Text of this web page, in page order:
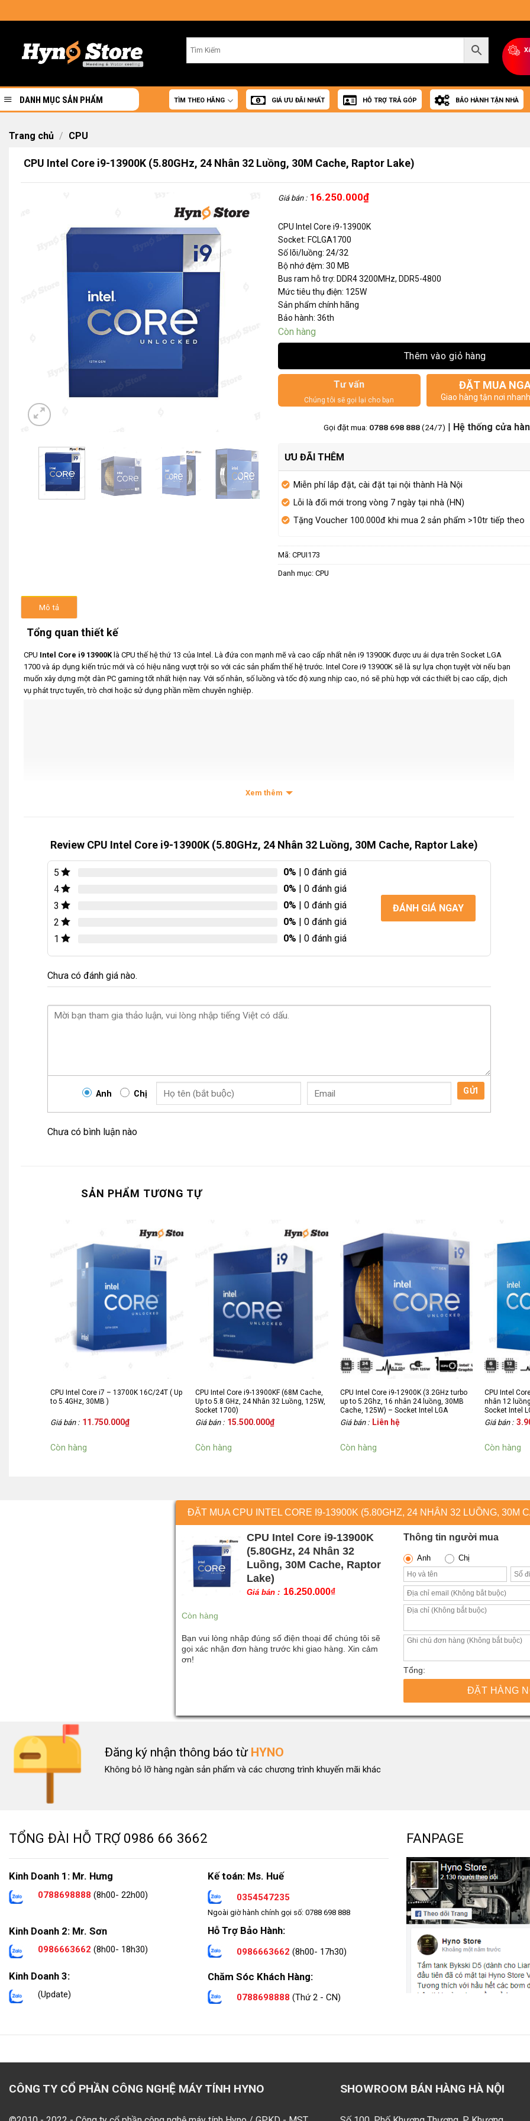
to
DANH MỤC SẢN PHẨM TÌM THEO HÃNG GIÁ ƯU ĐÃI NHẤT HỖ TRỢ TRẢ GÓP BẢO HÀNH TẬN NHÀ
Trang chủ / CPU
CPU Intel Core i9-13900K (5.80GHz, 24 Nhân 32 Luồng, 30M Cache, Raptor Lake)
Giá bán : 16.250.000₫
CPU Intel Core i9-13900K
Socket: FCLGA1700
Số lõi/luồng: 24/32
Bộ nhớ đệm: 30 MB
Bus ram hỗ trợ: DDR4 3200MHz, DDR5-4800
Mức tiêu thụ điện: 125W
Sản phẩm chính hãng
Bảo hành: 36th
Còn hàng
Thêm vào giỏ hàng
Tư vấn
Chúng tôi sẽ gọi lại cho bạn
ĐẶT MUA
Giao hàng tận nơi
Gọi đặt mua: 0788 698 888(24/7) Hệ thống cửa
ƯU ĐÃI THÊM
Miễn phí lắp đặt, cài đặt tại nội thành Hà Nội
Lỗi là đổi mới trong vòng 7 ngày tại nhà (HN)
Tặng Voucher 100.000đ khi mua 2 sản phẩm >10tr tiếp theo
Mã: CPUI173
Danh mục: CPU
Mô tả
Tổng quan thiết kế
CPU Intel Core i9 13900K là CPU thế hệ thứ 13 của Intel. Là đứa con mạnh mẽ và cao cấp nhất nên i9 13900K được ưu ái dựa trên Socket LGA
1700 và áp dụng kiến ​​trúc mới và có hiệu năng vượt trội so với các sản phẩm thế hệ trước. Intel Core i9 13900K sẽ là sự lựa chọn tuyệt vời nếu bạn
muốn xây dựng một dàn PC gaming tốt nhất hiện nay. Với số nhân, số luồng và tốc độ xung nhịp cao, nó sẽ phù hợp với các thiết bị cao cấp, dịch
vụ phát trực tuyến, trò chơi hoặc sử dụng phần mềm chuyên nghiệp.
Intel Core i9 13900K có thể đạt được sự gia tăng đáng kể về hiệu suất đa lõi, chủ yếu là nhờ vào 8 lõi E-core bổ sung mà dòng Alder Lake thế hệ
trước chưa có được. Tiếp theo là một loạt các cải tiến chung (IPC) cho mỗi chu kỳ. Raptor Lake-S sở hữu 24 lõi và 32 luồng. Sự đầu tư hẳn hoi của
hãng đã hiển nhiên đưa Intel Core i9 13900K lên vị trí dẫn đầu hiện nay.
Nhiều trường hợp còn ghi nhận Intel Core i9 13900K thậm chí còn đạt tần số 6GHz thông qua thử nghiệm đơn nhân của phần mềm CPU-Z. Người
dùng cũng không cần tản nhiệt đặc biệt để đạt được xung nhịp 6085 MHz. Một bộ tản nhiệt AIO là đủ, nhưng nhiệt độ và mức tiêu thụ điện năng
Xem thêm
Review CPU Intel Core i9-13900K (5.80GHz, 24 Nhân 32 Luồng, 30M Cache, Raptor Lake)
5 0% | 0 đánh giá
4
0% | 0 đánh giá
3
0% | 0 đánh giá
2
0% | 0 đánh giá
1
0% | 0 đánh giá
ĐÁNH GIÁ NGAY
Chưa có đánh giá nào.
Anh Chị GỬI
Chưa có bình luận nào
SẢN PHẨM TƯƠNG TỰ
CPU Intel Core i7 – 13700K 16C/24T ( Up
to 5.4GHz, 30MB )
Giá bán : 11.750.000₫
Còn hàng
CPU Intel Core i9-13900KF (68M Cache,
Up to 5.8 GHz, 24 Nhân 32 Luồng, 125W,
Socket 1700)
Giá bán : 15.500.000₫
Còn hàng
CPU Intel Core i9-12900K (3.2GHz turbo
up to 5.2Ghz, 16 nhân 24 luồng, 30MB
Cache, 125W) – Socket Intel LGA
1700/Alder Lake) 2nd
Giá bán : Liên hệ
Còn hàng
CPU Intel
nhân 12
Socket Intel
Giá bán :
Còn hàng
CPU Intel Core i9-13900K
(5.80GHz, 24 Nhân 32
Luồng, 30M Cache, Raptor
Lake)
Giá bán : 16.250.000₫
Còn hàng
Bạn vui lòng nhập đúng số điện thoại để chúng tôi sẽ
gọi xác nhận đơn hàng trước khi giao hàng. Xin cảm
ơn!
Thông tin người mua
Anh Chị
Tổng:
ĐẶT HÀNG
Đăng ký nhận thông báo từ HYNO
Không bỏ lỡ hàng ngàn sản phẩm và các chương trình khuyến mãi khác
TỔNG ĐÀI HỖ TRỢ 0986 66 3662
Kinh Doanh 1: Mr. Hưng
0788698888 (8h00- 22h00)
Kinh Doanh 2: Mr. Sơn
0986663662 (8h00- 18h30)
Kinh Doanh 3:
(Update)
Kế toán: Ms. Huế
0354547235
Ngoài giờ hành chính gọi số: 0788 698 888
Hỗ Trợ Bảo Hành:
0986663662 (8h00- 17h30)
Chăm Sóc Khách Hàng:
0788698888 (Thứ 2 - CN)
FANPAGE
CÔNG TY CỔ PHẦN CÔNG NGHỆ MÁY TÍNH HYNO SHOWROOM BÁN HÀNG HÀ NỘI